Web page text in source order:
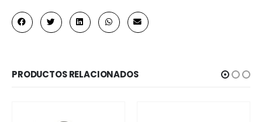
PRODUCTOS RELACIONADOS